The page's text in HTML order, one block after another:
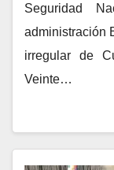
Seguridad
administración
irregular de
Veinte…